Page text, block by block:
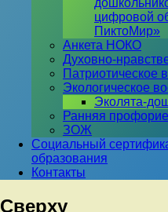
цифровой
ПиктоМир»
Анкета НОКО
Духовно-
Патриотическое
Экологическое
Эколята-
Ранняя
ЗОЖ
Социальный
образования
Контакты
Сверху